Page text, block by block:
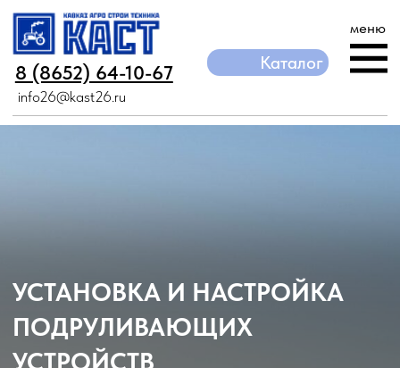
8 (8652) 64-10-67
info26@kast26.ru
8 (8652) 64-10-67
info26@kast26.ru
НАСТРОЙКА ПОДРУЛИВАЮЩИХ УСТРОЙСТВ
УСТАНОВКА НА ТРАКТОР/КОМБАЙН/